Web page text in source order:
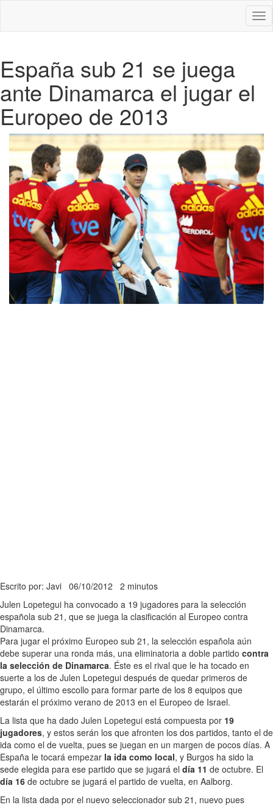
España sub 21 se juega
ante Dinamarca el jugar el
Europeo de 2013
Escrito por: Javi 06/10/2012 2 minutos
Julen Lopetegui ha convocado a 19 jugadores para la selección
española sub 21, que se juega la clasificación al Europeo contra
Dinamarca.
Para jugar el próximo Europeo sub 21, la selección española aún
debe superar una ronda más, una eliminatoria a doble partido contra
la selección de Dinamarca. Éste es el rival que le ha tocado en
suerte a los de Julen Lopetegui después de quedar primeros de
grupo, el último escollo para formar parte de los 8 equipos que
estarán el próximo verano de 2013 en el Europeo de Israel.
La lista que ha dado Julen Lopetegui está compuesta por 19
jugadores, y estos serán los que afronten los dos partidos, tanto el de
ida como el de vuelta, pues se juegan en un margen de pocos días. A
España le tocará empezar la ida como local, y Burgos ha sido la
sede elegida para ese partido que se jugará el día 11 de octubre. El
día 16 de octubre se jugará el partido de vuelta, en Aalborg.
En la lista dada por el nuevo seleccionador sub 21, nuevo pues